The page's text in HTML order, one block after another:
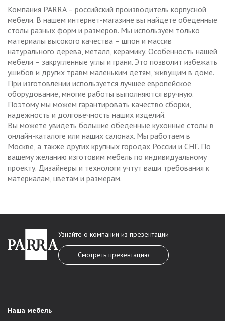
Компания PARRA – российский производитель корпусной
мебели. В нашем интернет-магазине вы найдете обеденные
столы разных форм и размеров. Мы используем только
материалы высокого качества – шпон и массив
натурального дерева, металл, керамику. Особенность нашей
мебели – закругленные углы и грани. Это позволит избежать
ушибов и других травм маленьким детям, живущим в доме.
При изготовлении используется лучшее европейское
оборудование, многие работы выполняются вручную.
Поэтому мы можем гарантировать качество сборки,
надежность и долговечность наших изделий.
Вы можете увидеть большие обеденные кухонные столы в
онлайн-каталоге или наших салонах. Мы работаем в
Москве, а также других крупных городах России и СНГ. По
вашему желанию изготовим мебель по индивидуальному
проекту. Дизайнеры и технологи учтут ваши требования к
материалам, цветам и размерам.
Наша мебель
Узнайте о компании из презентации
Смотреть презентацию